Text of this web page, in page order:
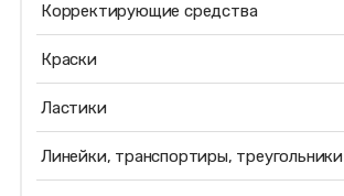
Корректирующие средства
Краски
Ластики
Линейки, транспортиры, треугольники